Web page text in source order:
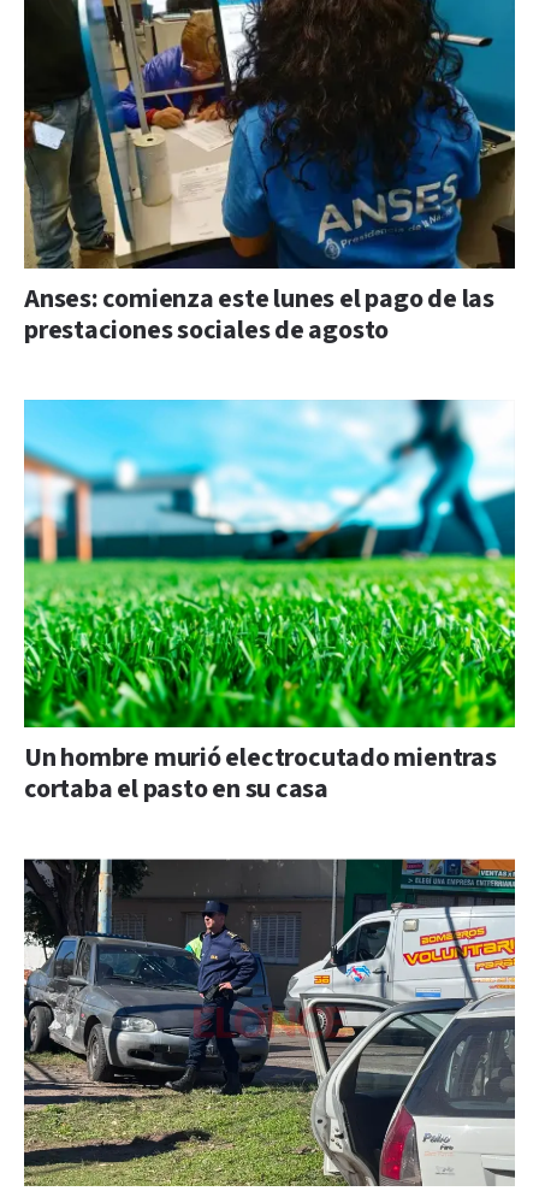
Anses: comienza este lunes el pago de las
prestaciones sociales de agosto
Un hombre murió electrocutado mientras
cortaba el pasto en su casa